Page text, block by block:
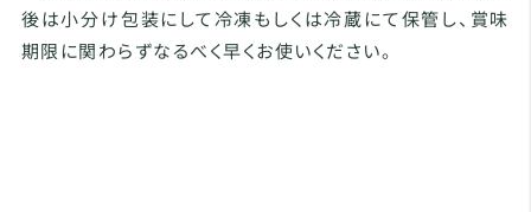
後は小分け包装にして冷凍もしくは冷蔵にて保管し、賞味
期限に関わらずなるべく早くお使いください。